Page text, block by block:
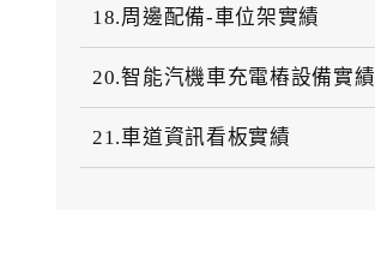
18.周邊配備-車位架實績
20.智能汽機車充電樁設備實績
21.車道資訊看板實績